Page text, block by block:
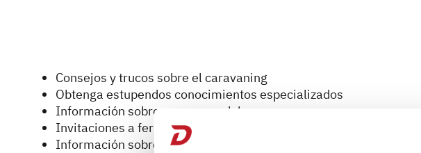
Consejos y trucos sobre el caravaning
Obtenga estupendos conocimientos especializados
Información sobre nuevos modelos
Invitaciones a ferias y eventos de Dethleffs
Información sobre concursos